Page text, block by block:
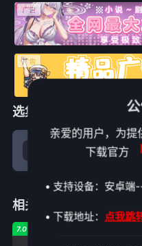
选集播放
相关推荐
7.0
亲爱的用户，为提
下载官方
• 支持设备：安卓端
• 下载地址： 点我跳